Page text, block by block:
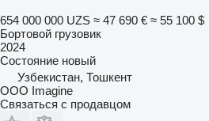
654 000 000 UZS ≈ 47 690 € ≈ 55 100 $
Бортовой грузовик
2024
Состояние новый
Узбекистан, Тошкент
OOO Imagine
Связаться с продавцом